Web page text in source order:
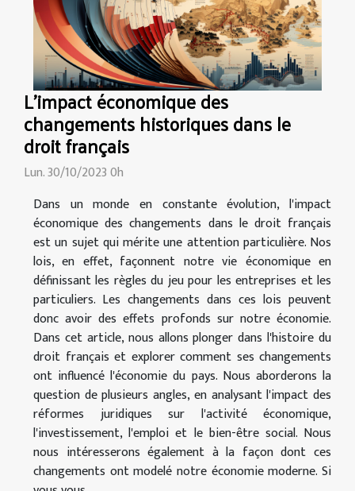
L'impact économique des
changements historiques dans le
droit français
Lun. 30/10/2023 0h
Dans un monde en constante évolution, l'impact
économique des changements dans le droit français
est un sujet qui mérite une attention particulière. Nos
lois, en effet, façonnent notre vie économique en
définissant les règles du jeu pour les entreprises et les
particuliers. Les changements dans ces lois peuvent
donc avoir des effets profonds sur notre économie.
Dans cet article, nous allons plonger dans l'histoire du
droit français et explorer comment ses changements
ont influencé l'économie du pays. Nous aborderons la
question de plusieurs angles, en analysant l'impact des
réformes juridiques sur l'activité économique,
l'investissement, l'emploi et le bien-être social. Nous
nous intéresserons également à la façon dont ces
changements ont modelé notre économie moderne. Si